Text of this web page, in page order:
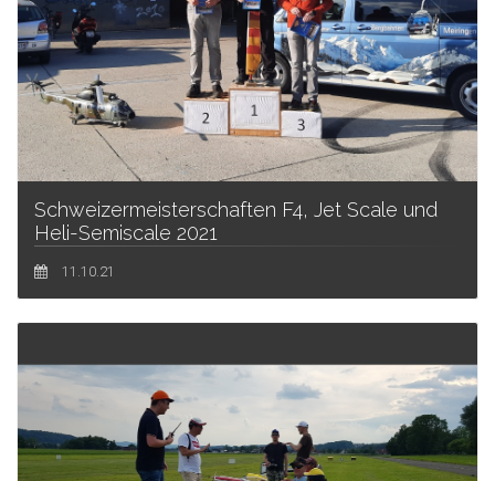
Schweizermeisterschaften F4, Jet Scale und
Heli-Semiscale 2021
11.10.21